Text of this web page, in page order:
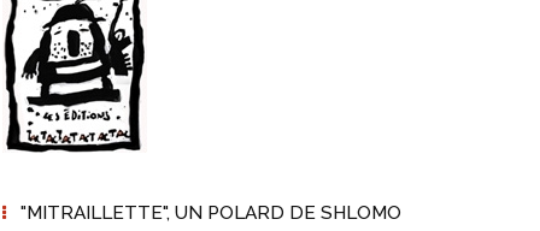
"MITRAILLETTE", UN POLARD DE SHLOMO